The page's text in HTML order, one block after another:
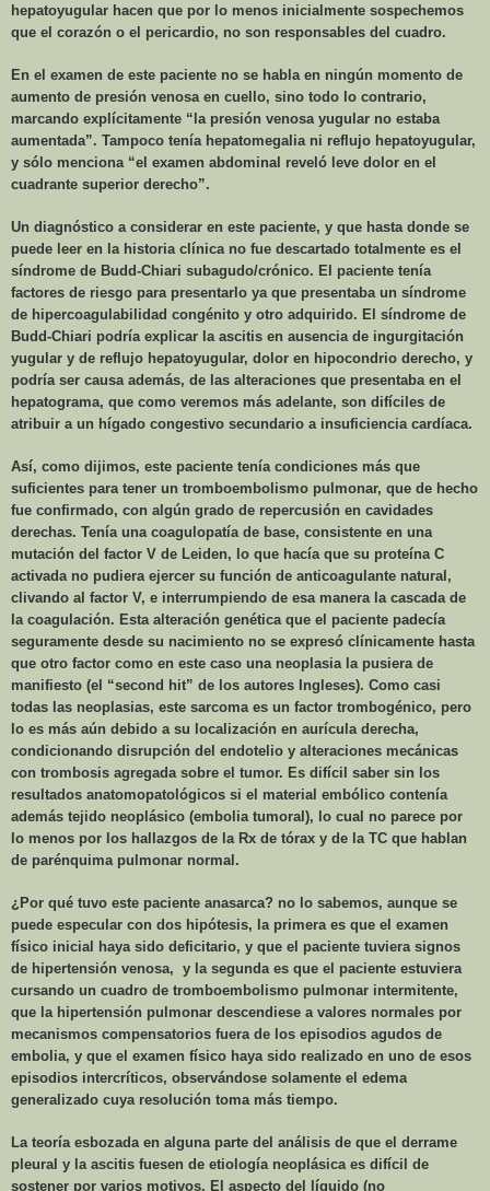
hepatoyugular hacen que por lo menos inicialmente sospechemos
que el corazón o el pericardio, no son responsables del cuadro.
En el examen de este paciente no se habla en ningún momento de
aumento de presión venosa en cuello, sino todo lo contrario,
marcando explícitamente “la presión venosa yugular no estaba
aumentada”. Tampoco tenía hepatomegalia ni reflujo hepatoyugular,
y sólo menciona “el examen abdominal reveló leve dolor en el
cuadrante superior derecho”.
Un diagnóstico a considerar en este paciente, y que hasta donde se
puede leer en la historia clínica no fue descartado totalmente es el
síndrome de Budd-Chiari subagudo/crónico. El paciente tenía
factores de riesgo para presentarlo ya que presentaba un síndrome
de hipercoagulabilidad congénito y otro adquirido. El síndrome de
Budd-Chiari podría explicar la ascitis en ausencia de ingurgitación
yugular y de reflujo hepatoyugular, dolor en hipocondrio derecho, y
podría ser causa además, de las alteraciones que presentaba en el
hepatograma, que como veremos más adelante, son difíciles de
atribuir a un hígado congestivo secundario a insuficiencia cardíaca.
Así, como dijimos, este paciente tenía condiciones más que
suficientes para tener un tromboembolismo pulmonar, que de hecho
fue confirmado, con algún grado de repercusión en cavidades
derechas. Tenía una coagulopatía de base, consistente en una
mutación del factor V de Leiden, lo que hacía que su proteína C
activada no pudiera ejercer su función de anticoagulante natural,
clivando al factor V, e interrumpiendo de esa manera la cascada de
la coagulación. Esta alteración genética que el paciente padecía
seguramente desde su nacimiento no se expresó clínicamente hasta
que otro factor como en este caso una neoplasia la pusiera de
manifiesto (el “second hit” de los autores Ingleses). Como casi
todas las neoplasias, este sarcoma es un factor trombogénico, pero
lo es más aún debido a su localización en aurícula derecha,
condicionando disrupción del endotelio y alteraciones mecánicas
con trombosis agregada sobre el tumor. Es difícil saber sin los
resultados anatomopatológicos si el material embólico contenía
además tejido neoplásico (embolia tumoral), lo cual no parece por
lo menos por los hallazgos de la Rx de tórax y de la TC que hablan
de parénquima pulmonar normal.
¿Por qué tuvo este paciente anasarca? no lo sabemos, aunque se
puede especular con dos hipótesis, la primera es que el examen
físico inicial haya sido deficitario, y que el paciente tuviera signos
de hipertensión venosa, y la segunda es que el paciente estuviera
cursando un cuadro de tromboembolismo pulmonar intermitente,
que la hipertensión pulmonar descendiese a valores normales por
mecanismos compensatorios fuera de los episodios agudos de
embolia, y que el examen físico haya sido realizado en uno de esos
episodios intercríticos, observándose solamente el edema
generalizado cuya resolución toma más tiempo.
La teoría esbozada en alguna parte del análisis de que el derrame
pleural y la ascitis fuesen de etiología neoplásica es difícil de
sostener por varios motivos. El aspecto del líquido (no